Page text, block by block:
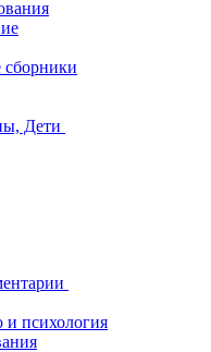
Дети
и психология